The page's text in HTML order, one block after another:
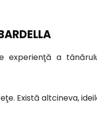
experienţă a
Există altcineva,